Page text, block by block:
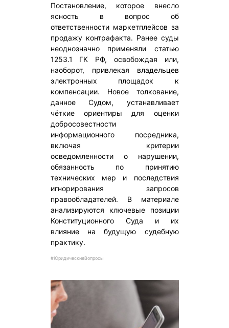
Постановление, которое внесло
ясность в вопрос об
ответственности маркетплейсов за
продажу контрафакта. Ранее суды
неоднозначно применяли статью
1253.1 ГК РФ, освобождая или,
наоборот, привлекая владельцев
электронных площадок к
компенсации. Новое толкование,
данное Судом, устанавливает
чёткие ориентиры для оценки
добросовестности
информационного посредника,
включая критерии
осведомленности о нарушении,
обязанность по принятию
технических мер и последствия
игнорирования запросов
правообладателей. В материале
анализируются ключевые позиции
Конституционного Суда и их
влияние на будущую судебную
практику.
#ЮридическиеВопросы